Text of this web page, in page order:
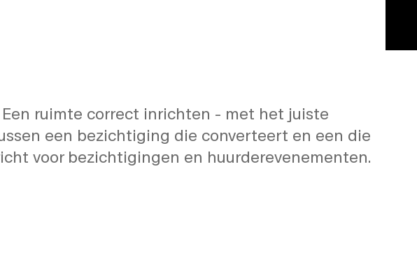
ruimte correct inrichten - met het juiste
een bezichtiging die converteert en een die
voor bezichtigingen en huurderevenementen.